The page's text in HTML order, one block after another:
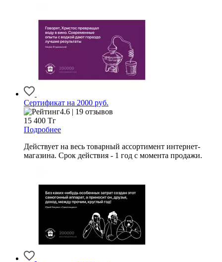
Сертификат на 2000 руб.
4.6 | 19 отзывов
15 400 Тг
Подробнее
Действует на весь товарный ассортимент интернет-
магазина. Срок действия - 1 год с момента продажи.